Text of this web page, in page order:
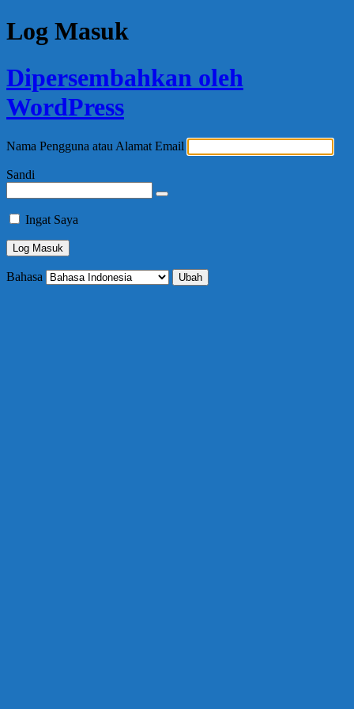
Log Masuk
Dipersembahkan oleh
WordPress
Nama Pengguna atau Alamat Email
Sandi
Ingat Saya
Bahasa